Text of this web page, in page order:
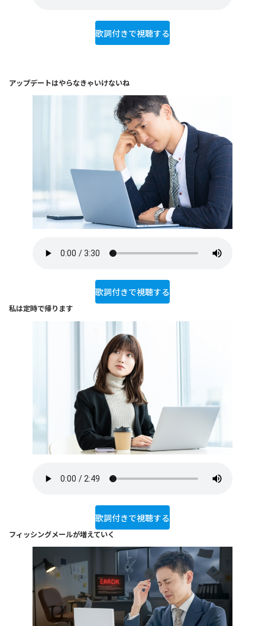
歌詞付きで視聴する
アップデートはやらなきゃいけないね
歌詞付きで視聴する
私は定時で帰ります
歌詞付きで視聴する
フィッシングメールが増えていく